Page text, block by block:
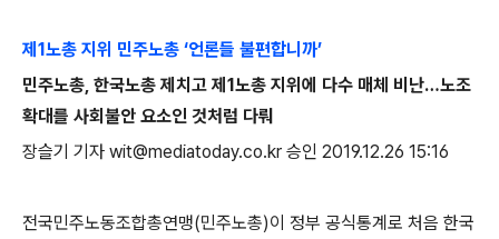
제1노총 지위 민주노총 ‘언론들 불편합니까’
민주노총, 한국노총 제치고 제1노총 지위에 다수 매체 비난…노조
확대를 사회불안 요소인 것처럼 다뤄
장슬기 기자 wit@mediatoday.co.kr 승인 2019.12.26 15:16
전국민주노동조합총연맹(민주노총)이 정부 공식통계로 처음 한국